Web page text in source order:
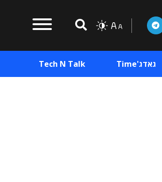
גאדג'Time Tech N Talk